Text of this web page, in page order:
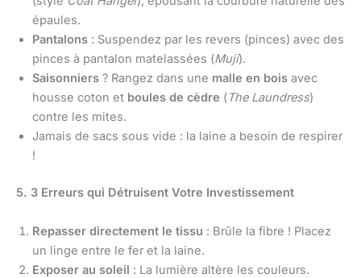
épaules.
Pantalons : Suspendez par les revers (pinces) avec des
pinces à pantalon matelassées (Muji).
Saisonniers ? Rangez dans une malle en bois avec
housse coton et boules de cèdre (The Laundress)
contre les mites.
Jamais de sacs sous vide : la laine a besoin de respirer
!
5. 3 Erreurs qui Détruisent Votre Investissement
Repasser directement le tissu : Brûle la fibre ! Placez
un linge entre le fer et la laine.
Exposer au soleil : La lumière altère les couleurs.